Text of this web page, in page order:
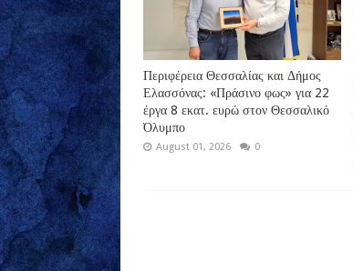
Περιφέρεια Θεσσαλίας και Δήμος
Ελασσόνας: «Πράσινο φως» για 22
έργα 8 εκατ. ευρώ στον Θεσσαλικό
Όλυμπο
August 01, 2026 0